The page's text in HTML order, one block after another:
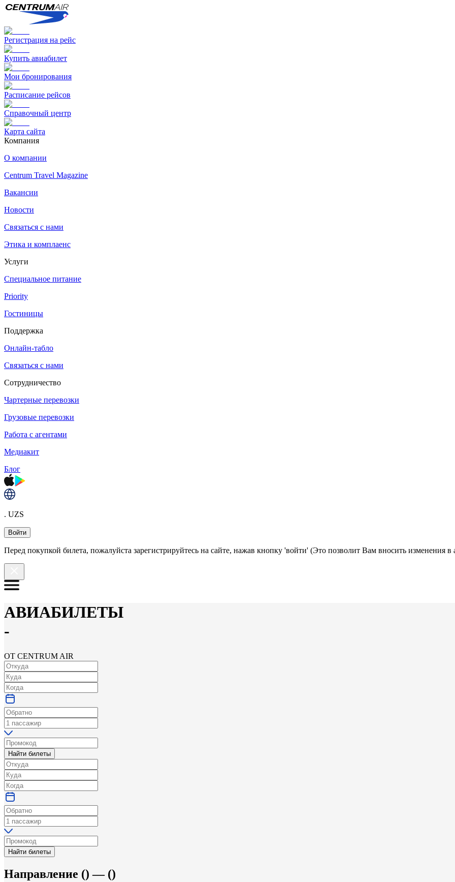
Регистрация на рейс
Купить авиабилет
Мои бронирования
Расписание рейсов
Справочный центр
Карта сайта
Компания
О компании
Centrum Travel Magazine
Вакансии
Новости
Связаться с нами
Этика и комплаенс
Услуги
Специальное питание
Priority
Гостиницы
Поддержка
Онлайн-табло
Связаться с нами
Сотрудничество
Чартерные перевозки
Грузовые перевозки
Работа с агентами
Медиакит
Блог
. UZS
Войти
Перед покупкой билета, пожалуйста зарегистрируйтесь на сайте, нажав кнопку 'войти' (Это позволит Вам вносить изменения в
АВИАБИЛЕТЫ
-
ОТ CENTRUM AIR
Найти билеты
Найти билеты
Направление () — ()